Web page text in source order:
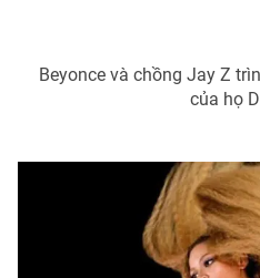
Beyonce và chồng Jay Z
của họ